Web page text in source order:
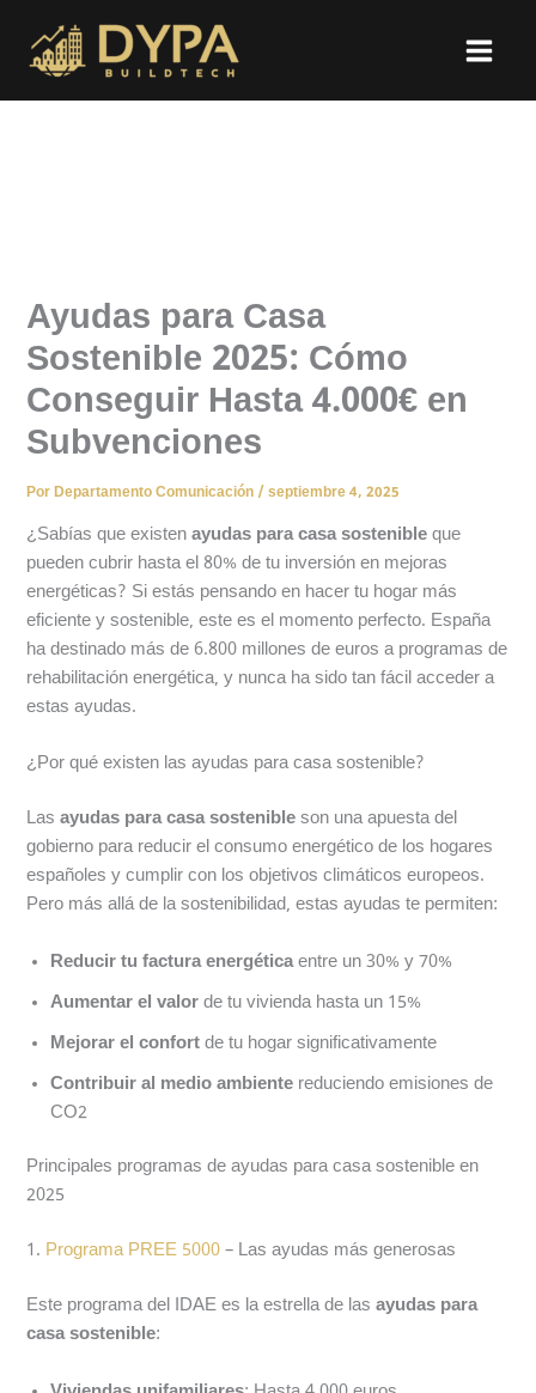
contenido
Ayudas para Casa
Sostenible 2025: Cómo
Conseguir Hasta 4.000€ en
Subvenciones
PorDepartamento Comunicación/septiembre 4, 2025
¿Sabías que existenayudas para casa sostenible que
pueden cubrir hasta el 80% de tu inversión en mejoras
energéticas? Si estás pensando en hacer tu hogar más
eficiente y sostenible, este es el momento perfecto. España
ha destinado más de 6.800 millones de euros a programas de
rehabilitación energética, y nunca ha sido tan fácil acceder a
estas ayudas.
¿Por qué existen las ayudas para casa sostenible?
Lasayudas para casa sostenible son una apuesta del
gobierno para reducir el consumo energético de los hogares
españoles y cumplir con los objetivos climáticos europeos.
Pero más allá de la sostenibilidad, estas ayudas te permiten:
Reducir tu factura energéticaentre un 30% y 70%
Aumentar el valor de tu vivienda hasta un 15%
Mejorar el confort de tu hogar significativamente
Contribuir al medio ambiente reduciendo emisiones de
CO2
Principales programas de ayudas para casa sostenible en
2025
1. Programa PREE 5000 – Las ayudas más generosas
Este programa del IDAE es la estrella de lasayudas para
casa sostenible: